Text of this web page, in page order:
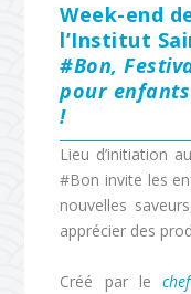
Week-end
l’Institut
#Bon,
pour
!
Lieu d’initiation
#Bon invite les
nouvelles
apprécier des
Créé par le